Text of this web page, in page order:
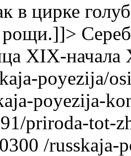
в цирке
рощи.]]>
XIX-
poyezija/
poyezija-
priroda-tot-
/russkaja-